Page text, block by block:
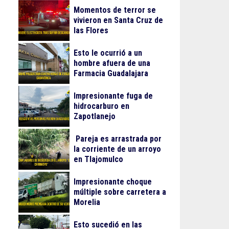
Momentos de terror se
vivieron en Santa Cruz de
las Flores
Esto le ocurrió a un
hombre afuera de una
Farmacia Guadalajara
Impresionante fuga de
hidrocarburo en
Zapotlanejo
Pareja es arrastrada por
la corriente de un arroyo
en Tlajomulco
Impresionante choque
múltiple sobre carretera a
Morelia
Esto sucedió en las